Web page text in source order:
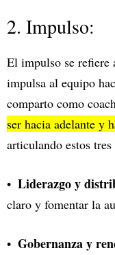
2. Impulso:
El impulso se refiere
impulsa al equipo
comparto como
ser hacia adelante y
articulando estos tres
Liderazgo y
claro y fomentar la
Gobernanza y